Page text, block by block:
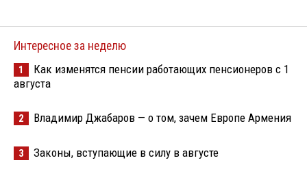
Интересное за неделю
1
Как изменятся пенсии работающих пенсионеров с 1
августа
2 Владимир Джабаров — о том, зачем Европе Армения
3 Законы, вступающие в силу в августе